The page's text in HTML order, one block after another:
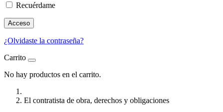
Recuérdame
Acceso
¿Olvidaste la contraseña?
Carrito
No hay productos en el carrito.
El contratista de obra, derechos y obligaciones